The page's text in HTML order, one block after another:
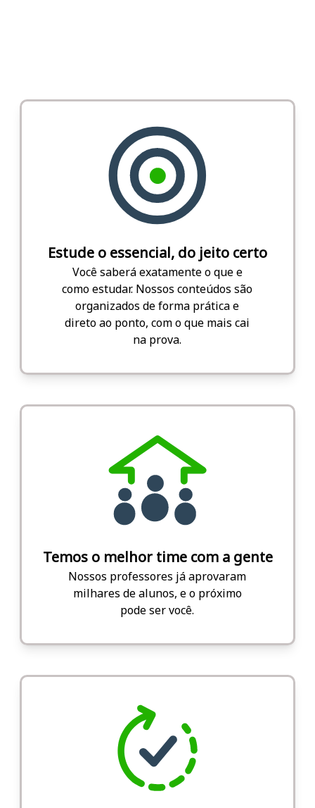
Estude o essencial, do jeito certo
Você saberá exatamente o que e
como estudar. Nossos conteúdos são
organizados de forma prática e
direto ao ponto, com o que mais cai
na prova.
Temos o melhor time com a gente
Nossos professores já aprovaram
milhares de alunos, e o próximo
pode ser você.